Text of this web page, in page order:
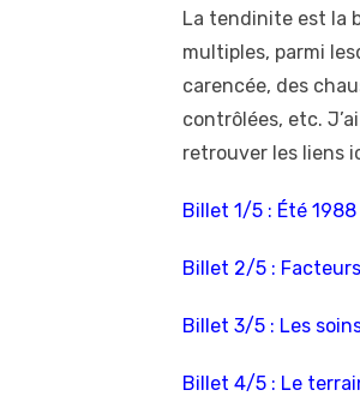
La tendinite est la
multiples, parmi
carencée, des
contrôlées, etc.
retrouver les liens
Billet 1/5 : Été 1988
Billet 2/5 :
Billet 3/5 : Les
Billet 4/5 : Le